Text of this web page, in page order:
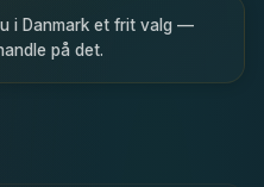
i Danmark et frit valg —
på det.